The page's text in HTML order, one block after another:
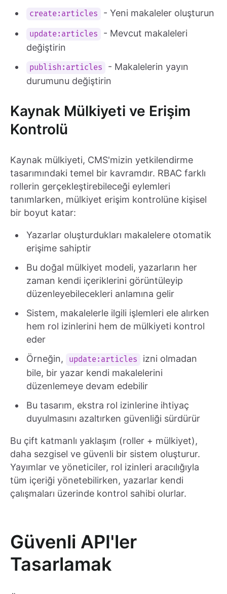
create:articles - Yeni makaleler oluşturun
update:articles
- Mevcut makaleleri
değiştirin
publish:articles
- Makalelerin yayın
durumunu değiştirin
Kaynak Mülkiyeti ve Erişim
Kontrolü
Kaynak mülkiyeti, CMS'mizin yetkilendirme
tasarımındaki temel bir kavramdır. RBAC farklı
rollerin gerçekleştirebileceği eylemleri
tanımlarken, mülkiyet erişim kontrolüne kişisel
bir boyut katar:
Yazarlar oluşturdukları makalelere otomatik
erişime sahiptir
Bu doğal mülkiyet modeli, yazarların her
zaman kendi içeriklerini görüntüleyip
düzenleyebilecekleri anlamına gelir
Sistem, makalelerle ilgili işlemleri ele alırken
hem rol izinlerini hem de mülkiyeti kontrol
eder
Örneğin,
update:articles
izni olmadan
bile, bir yazar kendi makalelerini
düzenlemeye devam edebilir
Bu tasarım, ekstra rol izinlerine ihtiyaç
duyulmasını azaltırken güvenliği sürdürür
Bu çift katmanlı yaklaşım (roller + mülkiyet),
daha sezgisel ve güvenli bir sistem oluşturur.
Yayımlar ve yöneticiler, rol izinleri aracılığıyla
tüm içeriği yönetebilirken, yazarlar kendi
çalışmaları üzerinde kontrol sahibi olurlar.
Güvenli API'ler
Tasarlamak